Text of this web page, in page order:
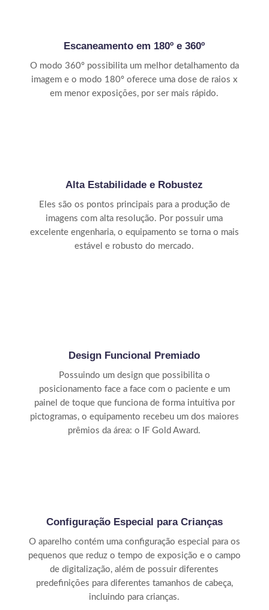
Escaneamento em 180º e 360º
O modo 360º possibilita um melhor detalhamento da
imagem e o modo 180º oferece uma dose de raios x
em menor exposições, por ser mais rápido.
Alta Estabilidade e Robustez
Eles são os pontos principais para a produção de
imagens com alta resolução. Por possuir uma
excelente engenharia, o equipamento se torna o mais
estável e robusto do mercado.
Design Funcional Premiado
Possuindo um design que possibilita o
posicionamento face a face com o paciente e um
painel de toque que funciona de forma intuitiva por
pictogramas, o equipamento recebeu um dos maiores
prêmios da área: o IF Gold Award.
Configuração Especial para Crianças
O aparelho contém uma configuração especial para os
pequenos que reduz o tempo de exposição e o campo
de digitalização, além de possuir diferentes
predefinições para diferentes tamanhos de cabeça,
incluindo para crianças.